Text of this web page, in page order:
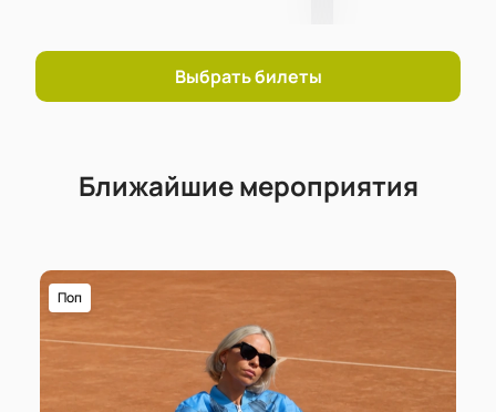
Выбрать билеты
Ближайшие мероприятия
Поп